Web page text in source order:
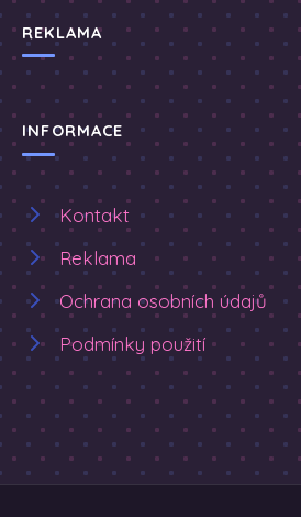
REKLAMA
INFORMACE
Kontakt
Reklama
Ochrana osobních údajů
Podmínky použití